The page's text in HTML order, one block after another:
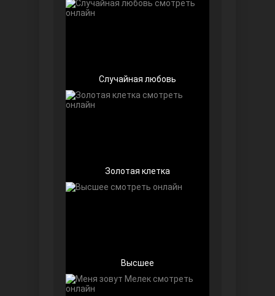
Далекий город
Случайная любовь
Золотая клетка
Высшее